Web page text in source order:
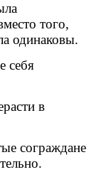
того,
одинаковы.
себя
в
сограждане